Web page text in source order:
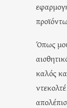
Όπως
καλός